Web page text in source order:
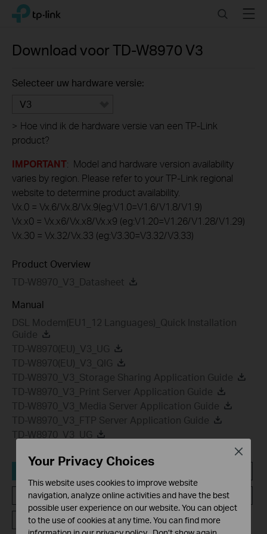
Click
navigation
TP-Link, Reliably Smart SearchMenu
Download voorTD-W8970 V3
Selecteer uw hardware versie:
V3
> Hoe vind ik de hardware versie van een TP-Link
product?
IMPORTANT: Model and hardware version availability
varies by region. Please refer to your TP-Link regional
website to determine product availability.
Vx.0 = Vx.6/Vx.8/Vx.9(eg:V1.0=V1.6/V1.8/V1.9)
Vx.x0 = Vx.x6/Vx.x8/Vx.x9 (eg:V1.20=V1.26/V1.28/V1.29)
Vx.30 = Vx.32/Vx.33 (eg:V3.30=V3.32/V3.33)
Product Overview
TD-W8970_V3_Datasheet
Manual
DSL Modem(EU1_12 Languages)_Quick Installation
Guide
TD-W8970(EU)_V3_UG
TD-W8970(EU)_V3_QIG
TD-W8970_V3_Storage Sharing Application Guide
TD-W8970_V3_Print Server Application Guide
TD-W8970_V3_Media Server Application Guide
TD-W8970_V3_FTP Server Application Guide
TD-W8970_V3_UG
Firmware Compatibility GPL Code
Emulators
Your Privacy Choices
This website uses cookies to improve website
navigation, analyze online activities and have the best
possible user experience on our website. You can object
to the use of cookies at any time. You can find more
Close